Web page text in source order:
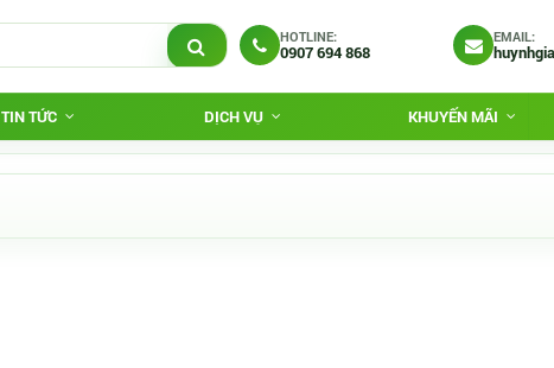
HOTLINE:
0907 694 868
EMAIL:
TIN TỨC DỊCH VỤ KHUYẾN MÃI